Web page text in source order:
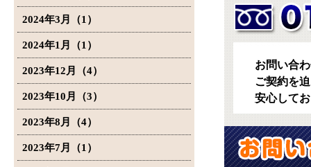
2024年3月（1）
2024年1月（1）
2023年12月（4）
2023年10月（3）
2023年8月（4）
2023年7月（1）
お問い合
ご契約を
安心して